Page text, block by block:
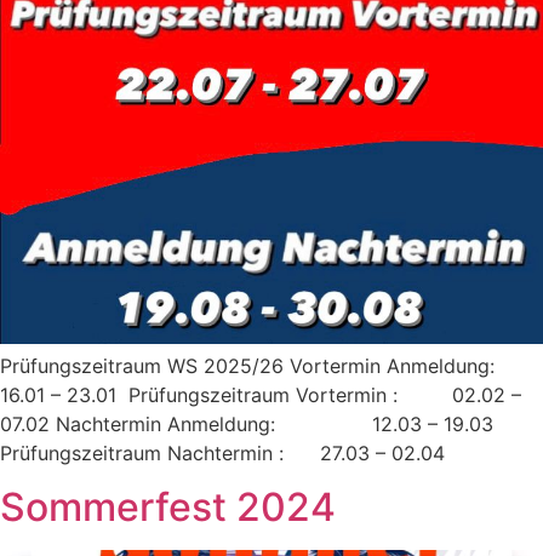
Prüfungszeitraum WS 2025/26 Vortermin Anmeldung:
16.01 – 23.01 Prüfungszeitraum Vortermin : 02.02 –
07.02 Nachtermin Anmeldung: 12.03 – 19.03
Prüfungszeitraum Nachtermin : 27.03 – 02.04
Sommerfest 2024